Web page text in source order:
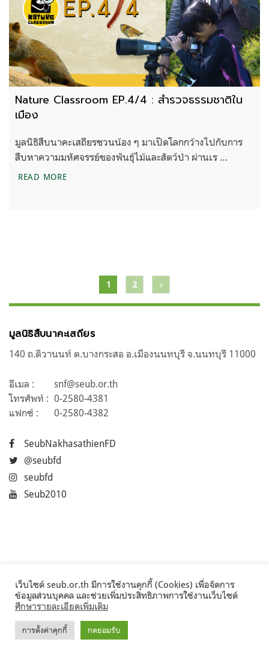
Nature Classroom EP.4/4 : สำรวจธรรมชาติใน
เมือง
มูลนิธิสืบนาคะเสถียรชวนน้อง ๆ มาเปิดโลกกว้างไปกับการ
สืบหาความมหัศจรรย์ของพันธุ์ไม้และสัตว์ป่า ผ่านเร …
READ MORENATURE CLASSROOM EP.4/4 : สำรวจธรรมชาติในเ
เรื่อง
1 2
มูลนิธิสืบนาคะเสถียร
140 ถ.ติวานนท์ ต.บางกระสอ อ.เมืองนนทบุรี จ.นนทบุรี 11000
อีเมล :
snf@seub.or.th
โทรศัพท์ : 0-2580-4381
แฟกซ์ :
0-2580-4382
SeubNakhasathienFD
@seubfd
seubfd
Seub2010
©2017 Seub.or.th
เว็บไซต์ seub.or.th มีการใช้งานคุกกี้ (Cookies) เพื่อจัดการ
ข้อมูลส่วนบุคคล และช่วยเพิ่มประสิทธิภาพการใช้งานเว็บไซต์
ศึกษารายละเอียดเพิ่มเติม
การตั้งค่าคุกกี้ กดยอมรับ